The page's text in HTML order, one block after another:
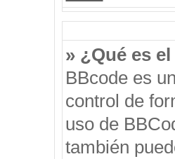
» ¿Qué es
BBcode es
control de
uso de
también